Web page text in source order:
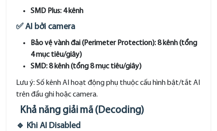
SMD Plus: 4 kênh
✅ AI bởi camera
Bảo vệ vành đai (Perimeter Protection): 8 kênh (tổng
4 mục tiêu/giây)
SMD: 8 kênh (tổng 8 mục tiêu/giây)
Lưu ý: Số kênh AI hoạt động phụ thuộc cấu hình bật/tắt AI
trên đầu ghi hoặc camera.
Khả năng giải mã (Decoding)
🔹 Khi AI Disabled